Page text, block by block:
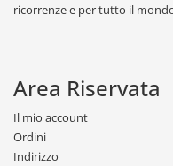
ricorrenze e per tutto il
Area Riservata
Il mio account
Ordini
Indirizzo